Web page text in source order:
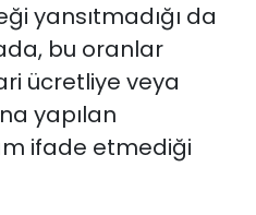
yansıtmadığı da
bu oranlar
ücretliye veya
yapılan
ifade etmediği